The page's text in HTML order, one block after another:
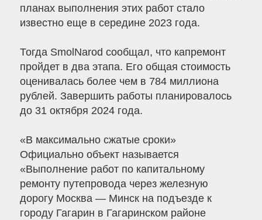
планах выполнения этих работ стало
известно еще в середине 2023 года.
Тогда SmolNarod сообщал, что капремонт
пройдет в два этапа. Его общая стоимость
оценивалась более чем в 784 миллиона
рублей. Завершить работы планировалось
до 31 октября 2024 года.
«В максимально сжатые сроки»
Официально объект называется
«Выполнение работ по капитальному
ремонту путепровода через железную
дорогу Москва — Минск на подъезде к
городу Гагарин в Гагаринском районе